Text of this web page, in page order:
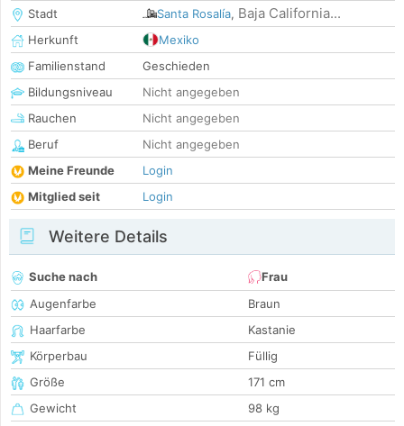
Stadt
Santa Rosalía, Baja California...
Herkunft
Mexiko
Familienstand
Geschieden
Bildungsniveau
Nicht angegeben
Rauchen
Nicht angegeben
Beruf
Nicht angegeben
Meine Freunde
Login
Mitglied seit
Login
Weitere Details
Suche nach
Frau
Augenfarbe
Braun
Haarfarbe
Kastanie
Körperbau
Füllig
Größe
171 cm
Gewicht
98 kg